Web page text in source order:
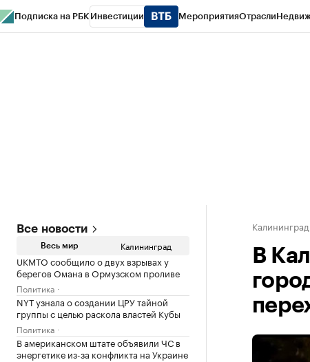
Подписка на РБК Инвестиции МероприятияОтрасли
Все новости
Весь мир Калининград
UKMTO сообщило о двух взрывах у
берегов Омана в Ормузском проливе
Политика
NYT узнала о создании ЦРУ тайной
группы с целью раскола властей Кубы
Политика
В американском штате объявили ЧС в
энергетике из-за конфликта на Украине
Калининград
В